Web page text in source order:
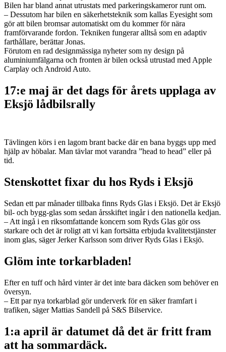
Bilen har bland annat utrustats med parkeringskameror runt om.
– Dessutom har bilen en säkerhetsteknik som kallas Eyesight som
gör att bilen bromsar automatiskt om du kommer för nära
framförvarande fordon. Tekniken fungerar alltså som en adaptiv
farthållare, berättar Jonas.
Förutom en rad designmässiga nyheter som ny design på
aluminiumfälgarna och fronten är bilen också utrustad med Apple
Carplay och Android Auto.
17:e maj är det dags för årets upplaga av
Eksjö lådbilsrally
Tävlingen körs i en lagom brant backe där en bana byggs upp med
hjälp av höbalar. Man tävlar mot varandra ”head to head” eller på
tid.
Stenskottet fixar du hos Ryds i Eksjö
Sedan ett par månader tillbaka finns Ryds Glas i Eksjö. Det är Eksjö
bil- och bygg-glas som sedan årsskiftet ingår i den nationella kedjan.
– Att ingå i en riksomfattande koncern som Ryds Glas gör oss
starkare och det är roligt att vi kan fortsätta erbjuda kvalitetstjänster
inom glas, säger Jerker Karlsson som driver Ryds Glas i Eksjö.
Glöm inte torkarbladen!
Efter en tuff och hård vinter är det inte bara däcken som behöver en
översyn.
– Ett par nya torkarblad gör underverk för en säker framfart i
trafiken, säger Mattias Sandell på S&S Bilservice.
1:a april är datumet då det är fritt fram
att ha sommardäck.